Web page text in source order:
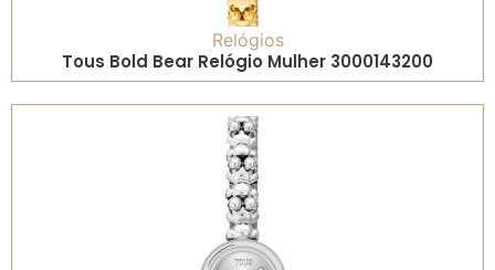
Relógios
Tous Bold Bear Relógio Mulher 3000143200